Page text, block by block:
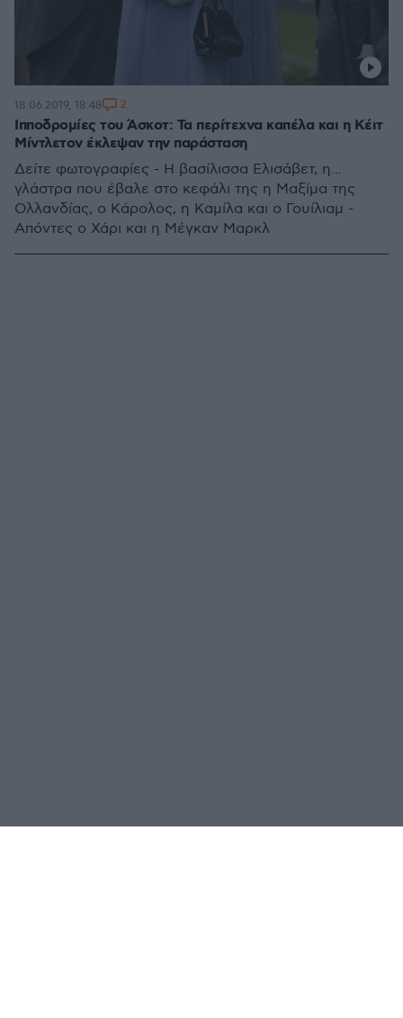
Ιπποδρομίες του Άσκοτ: Τα περίτεχνα καπέλα και η Κέιτ
Μίντλετον έκλεψαν την παράσταση
Δείτε φωτογραφίες - Η βασίλισσα Ελισάβετ, η...
γλάστρα που έβαλε στο κεφάλι της η Μαξίμα της
Ολλανδίας, ο Κάρολος, η Καμίλα και ο Γουίλιαμ -
Απόντες ο Χάρι και η Μέγκαν Μαρκλ
18.06.2019, 18:48 2